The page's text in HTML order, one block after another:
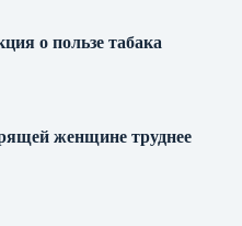
о пользе табака
женщине труднее